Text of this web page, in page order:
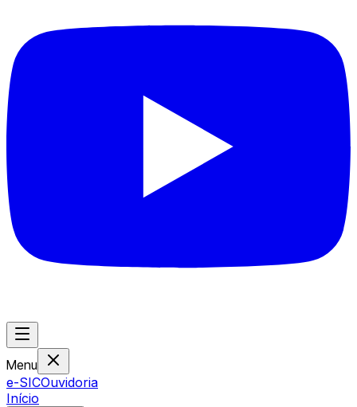
Menu
e-SICOuvidoria
Início